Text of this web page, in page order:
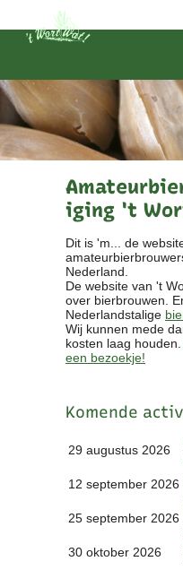
iging 't
Dit is 'm... de
Nederland.
De website van 't
over bierbrouwen.
Nederlandstalige
Wij kunnen mede
kosten laag houden.
een bezoekje!
Komende
29 augustus 2026
12 september 2026
25 september 2026
30 oktober 2026
Clubkalender
Bestuur
- Historie